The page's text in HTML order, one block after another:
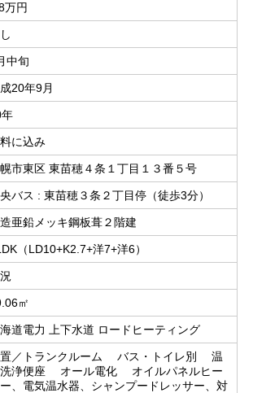
万円
中旬
20年9月
に込み
市東区 東苗穂４条１丁目１３番５号
バス : 東苗穂３条２丁目停（徒歩3分）
亜鉛メッキ鋼板葺２階建
（LD10+K2.7+洋7+洋6）
㎡
道電力 上下水道 ロードヒーティング
／トランクルーム バス・トイレ別 温
浄便座 オール電化 オイルパネルヒー
、電気温水器、シャンプードレッサー、対